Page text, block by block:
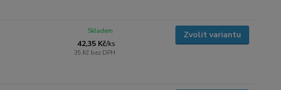
42,35 Kč/ks
35 Kč bez DPH
Skladem Zvolit variantu